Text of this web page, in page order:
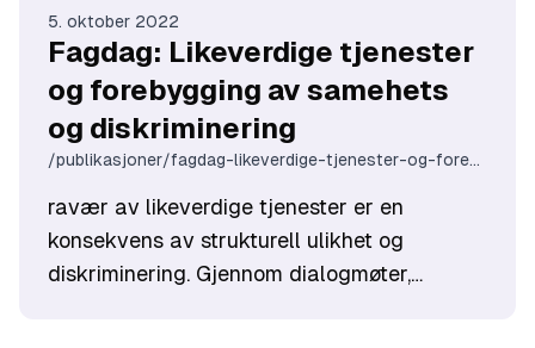
dokumentasjon av sørsamiske kulturminner
er han lærer.
5. oktober 2022
Fagdag: Likeverdige tjenester
og forebygging av samehets
og diskriminering
/publikasjoner/fagdag-likeverdige-tjenester-og-forebygging-av-samehets-og-diskriminering
ravær av likeverdige tjenester er en
konsekvens av strukturell ulikhet og
diskriminering. Gjennom dialogmøter,